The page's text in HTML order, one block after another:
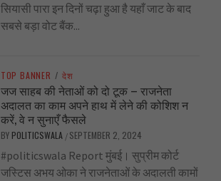
सियासी पारा इन दिनों चढ़ा हुआ है यहाँ जाट के बाद
सबसे बड़ा वोट बैंक...
TOP BANNER / देश
जज साहब की नेताओं को दो टूक – राजनेता
अदालत का काम अपने हाथ में लेने की कोशिश न
करें, वे न सुनाएँ फैसले
BY POLITICSWALA / SEPTEMBER 2, 2024
#politicswala Report मुंबई। सुप्रीम कोर्ट
जस्टिस अभय ओका ने राजनेताओं के अदालती कामों